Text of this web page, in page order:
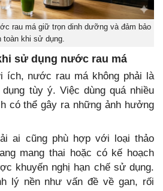
rau má giữ trọn dinh dưỡng và đảm bảo
toàn khi sử dụng.
sử dụng nước rau má
ích, nước rau má không phải là
tùy ý. Việc dùng quá nhiều
có thể gây ra những ảnh hưởng
ai cũng phù hợp với loại thảo
mang thai hoặc có kế hoạch
khuyến nghị hạn chế sử dụng.
lý nền như vấn đề về gan, rối